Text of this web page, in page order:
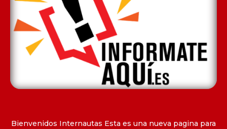
Bienvenidos Internautas Esta es una nueva pagina para